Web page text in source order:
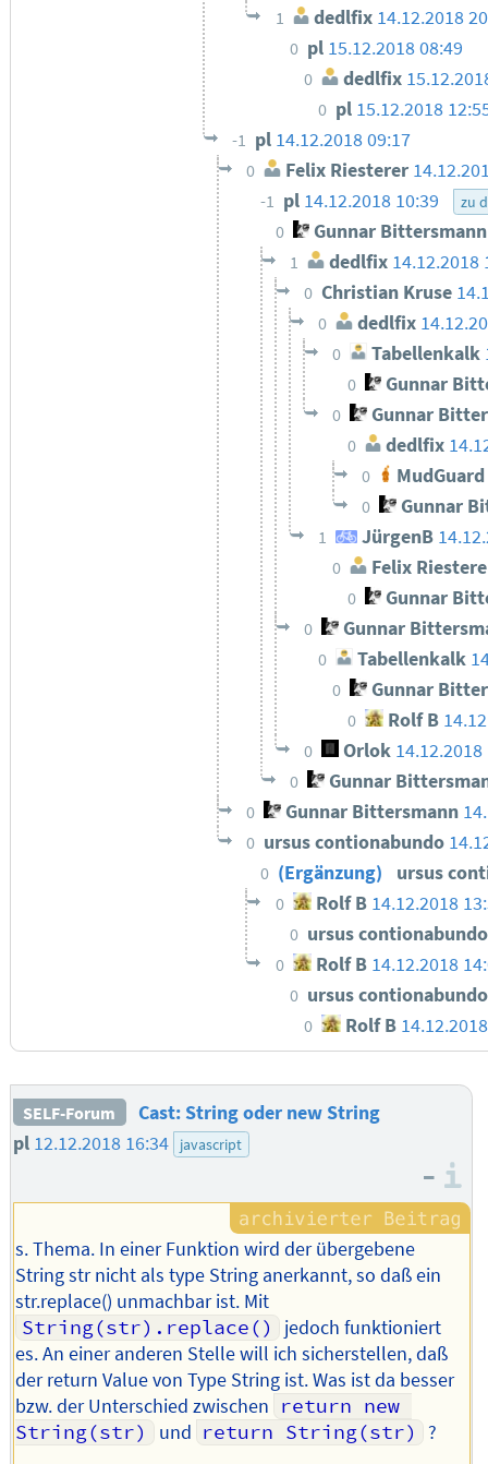
1 dedlfix 14.12.2018
0 pl 15.12.2018 08:49
0 dedlfix
0 pl 15.12.2018
-1 pl 14.12.2018 09:17
0 Felix Riesterer
-1 pl 14.12.2018 10:39 zu
0 Gunnar Bittersmann
1 dedlfix 14.12.2018
0 Christian Kruse
0 dedlfix
0 Tabellenkalk
0 Gunnar
0 Gunnar
0 dedlfix
0 MudGuard
0 Gunnar
1 JürgenB
0 Felix
0 Gunnar
0 Gunnar
0 Tabellenkalk
0 Gunnar
0 Rolf B
0 Orlok
0 Gunnar
0 Gunnar Bittersmann
0 ursus contionabundo
0 (Ergänzung) ursus
0 Rolf B 14.12.2018
0 ursus
0 Rolf B 14.12.2018
0 ursus
0 Rolf B
SELF-Forum
Cast: String oder new String
pl 12.12.2018 16:34 javascript
–
s. Thema. In einer Funktion wird der übergebene
String str nicht als type String anerkannt, so daß ein
str.replace() unmachbar ist. Mit
String(str).replace()
jedoch funktioniert
es. An einer anderen Stelle will ich sicherstellen, daß
der return Value von Type String ist. Was ist da besser
bzw. der Unterschied zwischen return new
String(str)
und return String(str)
?